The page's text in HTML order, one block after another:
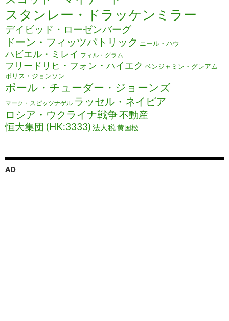
スタンレー・ドラッケンミラー
デイビッド・ローゼンバーグ
ドーン・フィッツパトリック ニール・ハウ
ハビエル・ミレイ フィル・グラム
フリードリヒ・フォン・ハイエク ベンジャミン・グレアム
ボリス・ジョンソン
ポール・チューダー・ジョーンズ
マーク・スピッツナゲル ラッセル・ネイピア
ロシア・ウクライナ戦争不動産
恒大集団 (HK:3333) 法人税黄国松
AD